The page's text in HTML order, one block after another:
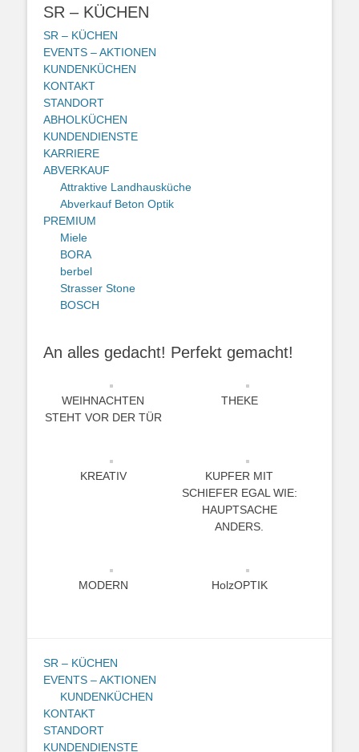
SR – KÜCHEN
SR – KÜCHEN
EVENTS – AKTIONEN
KUNDENKÜCHEN
KONTAKT
STANDORT
ABHOLKÜCHEN
KUNDENDIENSTE
KARRIERE
ABVERKAUF
Attraktive Landhausküche
Abverkauf Beton Optik
PREMIUM
Miele
BORA
berbel
Strasser Stone
BOSCH
An alles gedacht! Perfekt gemacht!
WEIHNACHTEN
STEHT VOR DER TÜR
THEKE
KREATIV
KUPFER MIT
SCHIEFER EGAL WIE:
HAUPTSACHE
ANDERS.
MODERN HolzOPTIK
SR – KÜCHEN
EVENTS – AKTIONEN
KUNDENKÜCHEN
KONTAKT
STANDORT
KUNDENDIENSTE